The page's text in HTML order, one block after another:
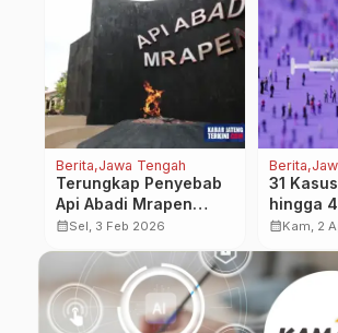
Berita Jawa Tengah
Terungkap Penyebab
Api Abadi Mrapen
Padam karena
calendar_monthSel, 3 Feb 2026
Berita
31
hingga 4
Campak
calendar_monthKam, 2